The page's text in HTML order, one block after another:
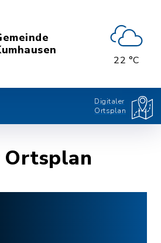
22 °C
Digitaler
Ortsplan